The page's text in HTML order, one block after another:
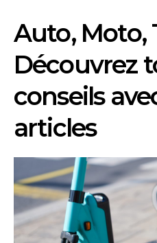
Auto, Moto,
Découvrez
conseils
articles